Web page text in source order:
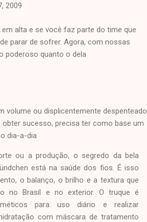
2009
alta e se você faz parte do time que
parar de sofrer. Agora, com nossas
poderoso quanto o dela
volume ou displicentemente
sucesso, precisa ter como base um
dia-a-dia
ou a produção, o segredo da bela
está na saúde dos fios. É isso
o balanço, o brilho e a textura que
no Brasil e no exterior. O truque é
para uso diário e realizar
com máscara de tratamento